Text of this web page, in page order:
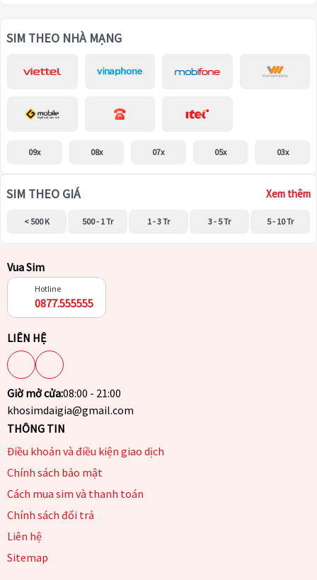
SIM THEO NHÀ MẠNG
09x 08x 07x 05x 03x
SIM THEO GIÁ Xem thêm
< 500 K 500 - 1 Tr 1 - 3 Tr 3 - 5 Tr 5 - 10 Tr
Vua Sim
Hotline
0877.555555
LIÊN HỆ
Giờ mở cửa:08:00 - 21:00
khosimdaigia@gmail.com
THÔNG TIN
Điều khoản và điều kiện giao dịch
Chính sách bảo mật
Cách mua sim và thanh toán
Chính sách đổi trả
Liên hệ
Sitemap